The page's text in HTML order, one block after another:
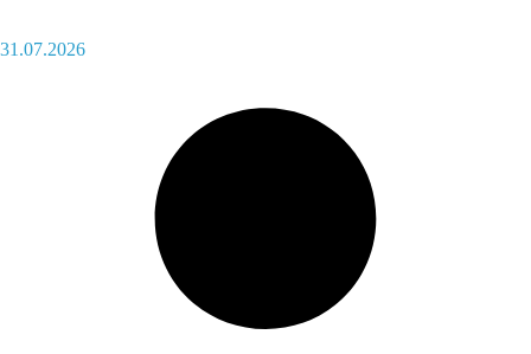
31.07.2026